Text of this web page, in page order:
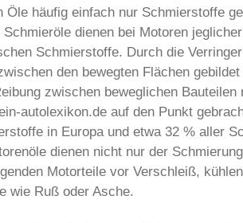
häufig einfach nur Schmierstoffe
dienen bei Motoren
Schmierstoffe. Durch die
den bewegten Flächen
zwischen beweglichen
autolexikon.de auf den Punkt
in Europa und etwa 32 % aller
dienen nicht nur der
Motorteile vor Verschleiß,
wie Ruß oder Asche.